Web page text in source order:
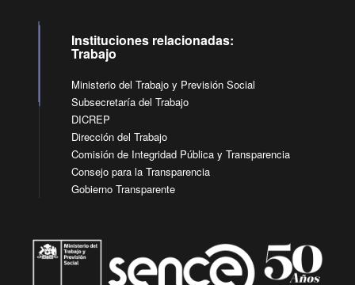
Instituciones relacionadas:
Trabajo
Ministerio del Trabajo y Previsión Social
Subsecretaría del Trabajo
DICREP
Dirección del Trabajo
Comisión de Integridad Pública y Transparencia
Consejo para la Transparencia
Gobierno Transparente